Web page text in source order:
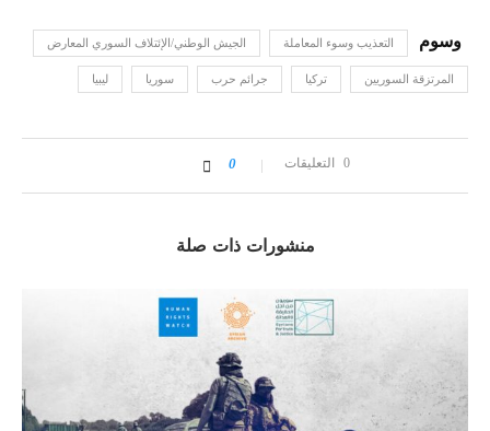
التعذيب وسوء المعاملة الجيش الوطني/الإئتلاف السوري المعارض
المرتزقة السوريين تركيا جرائم حرب سوريا ليبيا
0 التعليقات 0
منشورات ذات صلة